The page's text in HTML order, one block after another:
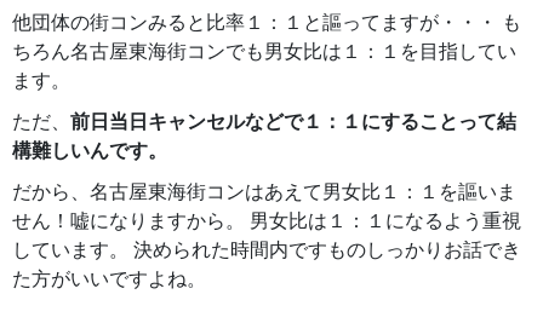
他団体の街コンみると比率１：１と謳ってますが・・・ も
ちろん名古屋東海街コンでも男女比は１：１を目指してい
ます。
ただ、 前日当日キャンセルなどで１：１にすることって結
構難しいんです。
だから、名古屋東海街コンはあえて男女比１：１を謳いま
せん！嘘になりますから。 男女比は１：１になるよう重視
しています。 決められた時間内ですものしっかりお話でき
た方がいいですよね。